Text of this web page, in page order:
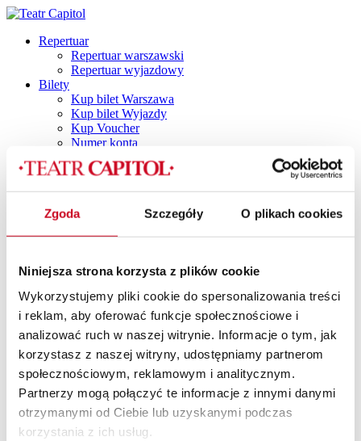
Zgoda Szczegóły O plikach cookies
Niniejsza strona korzysta z plików cookie
Wykorzystujemy pliki cookie do spersonalizowania treści
i reklam, aby oferować funkcje społecznościowe i
analizować ruch w naszej witrynie. Informacje o tym, jak
korzystasz z naszej witryny, udostępniamy partnerom
społecznościowym, reklamowym i analitycznym.
Partnerzy mogą połączyć te informacje z innymi danymi
otrzymanymi od Ciebie lub uzyskanymi podczas
korzystania z ich usług.
Repertuar
Repertuar warszawski
Repertuar wyjazdowy
Bilety
Kup bilet Warszawa
Kup bilet Wyjazdy
Kup Voucher
Numer konta
Plan widowni
Najczęściej zadawane pytania
Polityka cookies
Capitol by Night
Dla dzieci i młodzieży
TANI PONIEDZIAŁEK
Spektakle z dancingiem
SPEKTAKLE Z POTAŃCÓWKĄ
SPEKTAKLE Z RETRO IMPREZKĄ
SPEKTAKLE Z WAKACYJNĄ POTAŃCÓWKĄ
Wyjazdy
Kontakt
O nas
Teatr Capitol